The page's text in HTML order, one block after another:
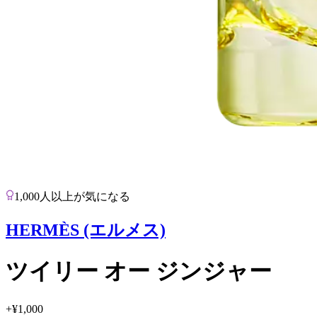
1,000人以上が気になる
HERMÈS (エルメス)
ツイリー オー ジンジャー
+¥1,000